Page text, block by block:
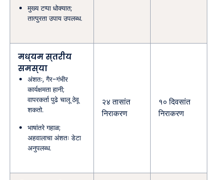
मुख्य टप्पा धोक्यात;
तात्पुरता उपाय उपलब्ध.
मध्यम स्तरीय
समस्या
अंशतः, गैर-गंभीर
कार्यक्षमता हानी;
वापरकर्ता पुढे चालू ठेवू
शकतो.
भाषांतरे गहाळ;
अहवालाचा अंशतः डेटा
अनुपलब्ध.
२४ तासांत
निराकरण
१० दिवसांत
निराकरण